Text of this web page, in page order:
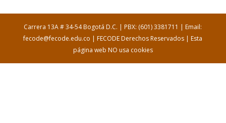
Carrera 13A # 34-54 Bogotá D.C. | PBX: (601) 3381711 | Email:
fecode@fecode.edu.co | FECODE Derechos Reservados | Esta
página web NO usa cookies